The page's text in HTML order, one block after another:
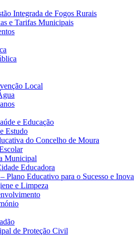
Integrada de Fogos Rurais
e Tarifas Municipais
Local
e Educação
Estudo
do Concelho de Moura
Municipal
Educadora
Plano Educativo para o Sucesso e
e Limpeza
de Proteção Civil